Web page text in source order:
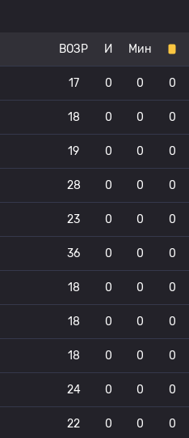
ВОЗР И Мин
17 0 0 0
18 0 0 0
19 0 0 0
28 0 0 0
23 0 0 0
36 0 0 0
18 0 0 0
18 0 0 0
18 0 0 0
24 0 0 0
22 0 0 0